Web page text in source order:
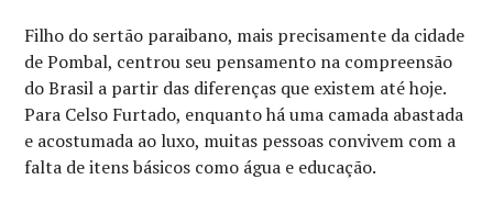
Filho do sertão paraibano, mais precisamente da cidade
de Pombal, centrou seu pensamento na compreensão
do Brasil a partir das diferenças que existem até hoje.
Para Celso Furtado, enquanto há uma camada abastada
e acostumada ao luxo, muitas pessoas convivem com a
falta de itens básicos como água e educação.